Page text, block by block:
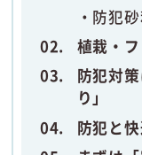
防犯
植栽・
防犯対
り」
防犯と